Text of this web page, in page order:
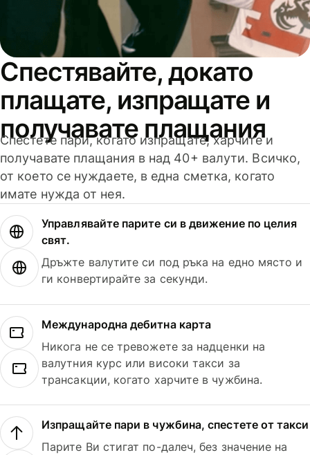
Спестявайте, докато
плащате, изпращате и
получавате плащания
Спестете пари, когато изпращате, харчите и
получавате плащания в над 40+ валути. Всичко,
от което се нуждаете, в една сметка, когато
имате нужда от нея.
Управлявайте парите си в движение по целия
свят.
Дръжте валутите си под ръка на едно място и
ги конвертирайте за секунди.
Международна дебитна карта
Никога не се тревожете за надценки на
валутния курс или високи такси за
трансакции, когато харчите в чужбина.
Изпращайте пари в чужбина, спестете от такси
Парите Ви стигат по-далеч, без значение на